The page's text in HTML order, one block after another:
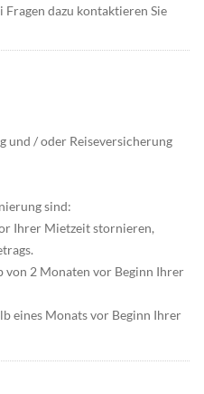
dazu kontaktieren Sie
und / oder Reiseversicherung
sind:
Ihrer Mietzeit stornieren,
von 2 Monaten vor Beginn Ihrer
eines Monats vor Beginn Ihrer